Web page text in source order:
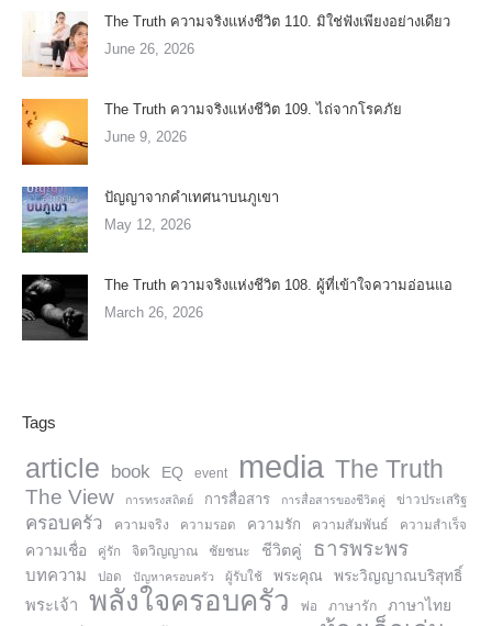
The Truth ความจริงแห่งชีวิต 110. มิใช่ฟังเพียงอย่างเดียว
June 26, 2026
The Truth ความจริงแห่งชีวิต 109. ไถ่จากโรคภัย
June 9, 2026
ปัญญาจากคำเทศนาบนภูเขา
May 12, 2026
The Truth ความจริงแห่งชีวิต 108. ผู้ที่เข้าใจความอ่อนแอ
March 26, 2026
Tags
article book EQ event media The Truth
The View การทรงสถิตย์ การสื่อสาร การสื่อสารของชีวิตคู่ ข่าวประเสริฐ
ครอบครัว ความจริง ความรอด ความรัก ความสัมพันธ์ ความสำเร็จ
ความเชื่อ คู่รัก จิตวิญญาณ ชัยชนะ ชีวิตคู่ ธารพระพร
บทความ ปอด ปัญหาครอบครัว ผู้รับใช้ พระคุณ
พระวิญญาณบริสุทธิ์
พระเจ้า
พลังใจครอบครัว พ่อ ภาษารัก ภาษาไทย